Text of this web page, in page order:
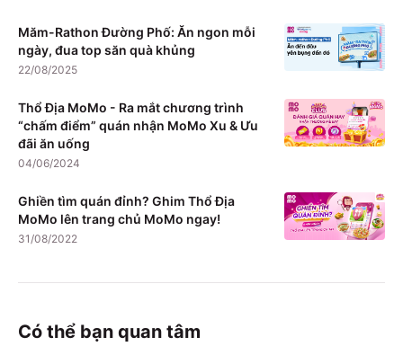
Măm-Rathon Đường Phố: Ăn ngon mỗi
ngày, đua top săn quà khủng
22/08/2025
Thổ Địa MoMo - Ra mắt chương trình
“chấm điểm” quán nhận MoMo Xu & Ưu
đãi ăn uống
04/06/2024
Ghiền tìm quán đỉnh? Ghim Thổ Địa
MoMo lên trang chủ MoMo ngay!
31/08/2022
Có thể bạn quan tâm